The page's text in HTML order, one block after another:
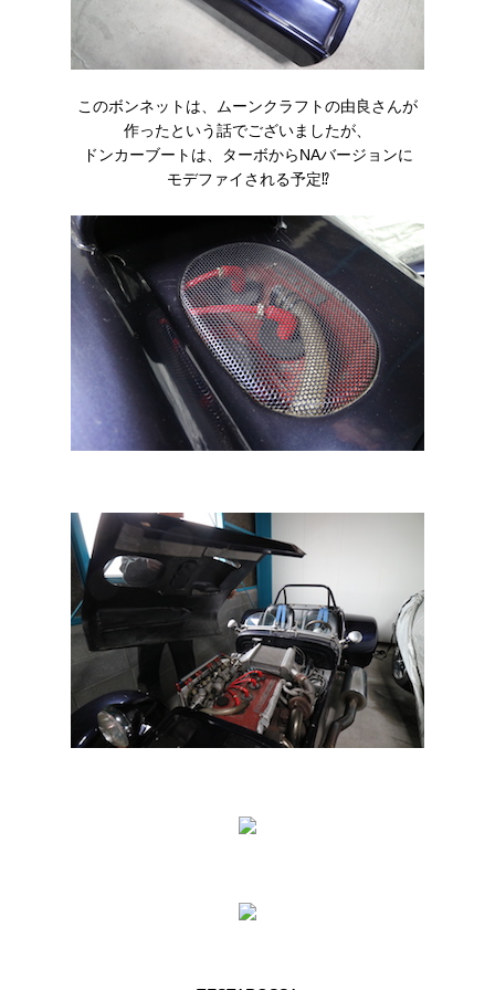
このボンネットは、ムーンクラフトの由良さんが
作ったという話でございましたが、
ドンカーブートは、ターボからNAバージョンに
モデファイされる予定⁉